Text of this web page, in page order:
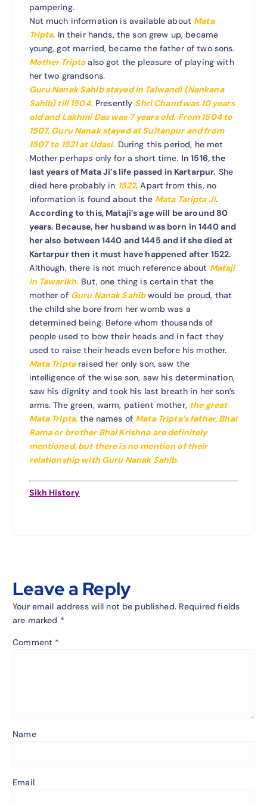
pampering.
Not much information is available about Mata
Tripta. In their hands, the son grew up, became
young, got married, became the father of two sons.
Mother Triptaalso got the pleasure of playing with
her two grandsons.
Guru Nanak Sahib stayed in Talwandi (Nankana
Sahib) till 1504.Presently Shri Chand was 10 years
old and Lakhmi Das was 7 years old. From 1504 to
1507, Guru Nanak stayed at Sultanpur and from
1507 to 1521 at Udasi. During this period, he met
Mother perhaps only for a short time. In 1516, the
last years of Mata Ji’s life passed in Kartarpur. She
died here probably in 1522. Apart from this, no
information is found about the Mata Taripta Ji.
According to this, Mataji’s age will be around 80
years. Because, her husband was born in 1440 and
her also between 1440 and 1445 and if she died at
Kartarpur then it must have happened after 1522.
Although, there is not much reference about Mataji
in Tawarikh. But, one thing is certain that the
mother of Guru Nanak Sahibwould be proud, that
the child she bore from her womb was a
determined being. Before whom thousands of
people used to bow their heads and in fact they
used to raise their heads even before his mother.
Mata Triptaraised her only son, saw the
intelligence of the wise son, saw his determination,
saw his dignity and took his last breath in her son’s
arms. The green, warm, patient mother, the great
Mata Tripta,the names of Mata Tripta’s father, Bhai
Rama or brother Bhai Krishna are definitely
mentioned, but there is no mention of their
relationship with Guru Nanak Sahib.
Sikh History
Leave a Reply
Your email address will not be published. Required fields
are marked *
Comment *
Name
Email